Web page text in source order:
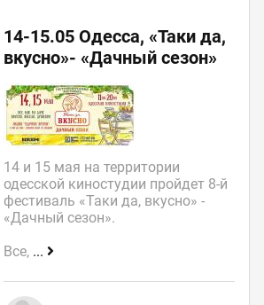
14-15.05 Одесса, «Таки да,
вкусно»- «Дачный сезон»
14 и 15 мая на территории
одесской киностудии пройдет 8-й
фестиваль «Таки да, вкусно» -
«Дачный сезон».
Все, ...